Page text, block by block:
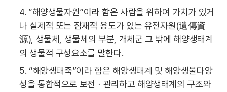
4. “해양생물자원”이라 함은 사람을 위하여 가치가 있거
나 실제적 또는 잠재적 용도가 있는 유전자원(遺傳資
源), 생물체, 생물체의 부분, 개체군 그 밖에 해양생태계
의 생물적 구성요소를 말한다.
5. “해양생태축”이라 함은 해양생태계 및 해양생물다양
성을 통합적으로 보전ㆍ관리하고 해양생태계의 구조와